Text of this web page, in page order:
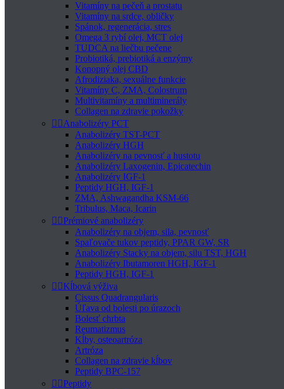
Vitamíny na pečeň a prostatu
Vitamíny na srdce, obličky
Spánok, regenerácia, stres
Omega 3 rybí olej, MCT olej
TUDCA na liečbu pečene
Probiotiká, prebiotiká a enzýmy
Konopný olej CBD
Afrodiziaka, sexuálne funkcie
Vitamíny C, ZMA, Colostrum
Multivitamíny a multiminerály
Collagen na zdravie pokožky
 Anabolizéry PCT
Anabolizéry TST-PCT
Anabolizéry HGH
Anabolizéry na pevnosť a hustotu
Anabolizéry Laxogenin, Epicatechin
Anabolizéry IGF-1
Peptidy HGH, IGF-1
ZMA, Ashwagandha KSM-66
Tribulus, Maca, Icarin
 Prémiové anabolizéry
Anabolizéry na objem, sila, pevnosť
Spaľovače tukov peptidy, PPAR GW, SR
Anabolizéry Stacky na objem, silu TST, HGH
Anabolizéry Ibutamoren HGH, IGF-1
Peptidy HGH, IGF-1
 Kĺbová výživa
Cissus Quadrangularis
Úľava od bolesti po úrazoch
Bolesť chrbta
Reumatizmus
Kĺby, osteoartróza
Artróza
Collagen na zdravie kĺbov
Peptidy BPC-157
 Peptidy